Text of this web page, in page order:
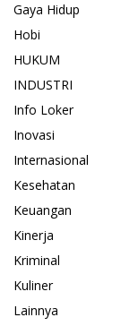
Gaya Hidup
Hobi
HUKUM
INDUSTRI
Info Loker
Inovasi
Internasional
Kesehatan
Keuangan
Kinerja
Kriminal
Kuliner
Lainnya